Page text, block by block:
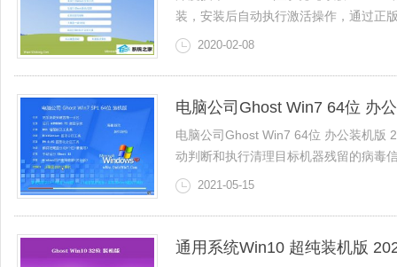
装，安装后自动执行激活操作，通过正
2020-02-08
电脑公司Ghost Win7 64位 办
电脑公司Ghost Win7 64位 办公装机版
动判断和执行清理目标机器残留的病毒
2021-05-15
通用系统Win10 超纯装机版